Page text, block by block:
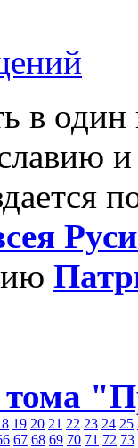
в
19 20 21 22 23 24 25
67 68 69 70 71 72 73